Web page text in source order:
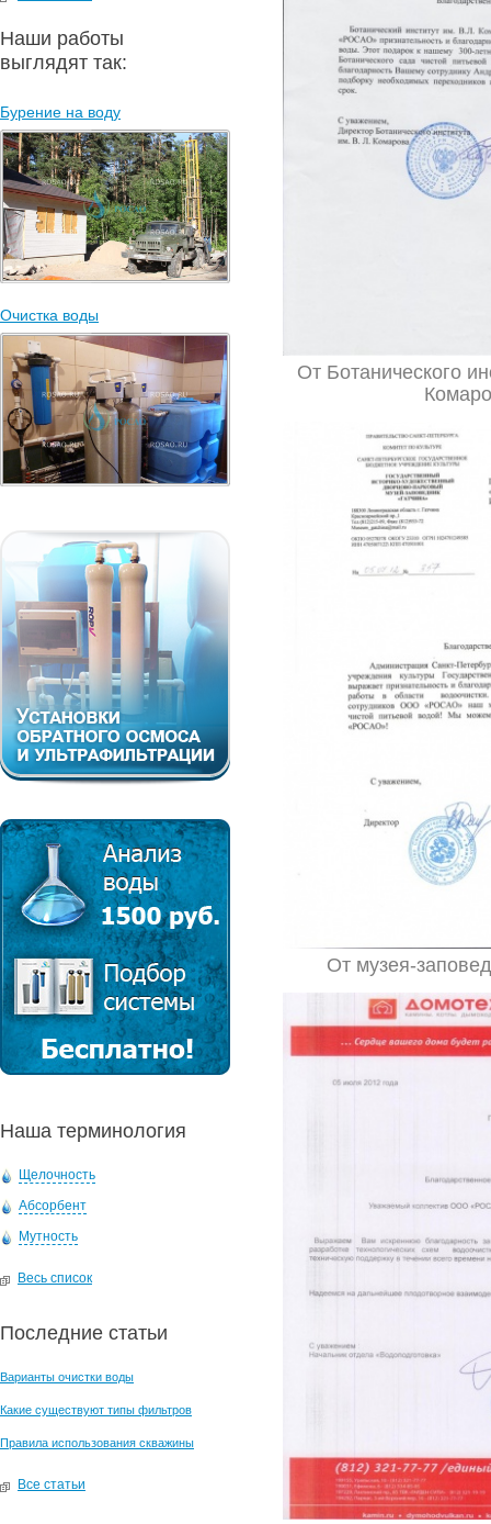
Наши работы
выглядят так:
Бурение на воду
Очистка воды
Наша терминология
Щелочность
Абсорбент
Мутность
Весь список
Последние статьи
Варианты очистки воды
Какие существуют типы фильтров
Правила использования скважины
Все статьи
От Ботанического
От музея-